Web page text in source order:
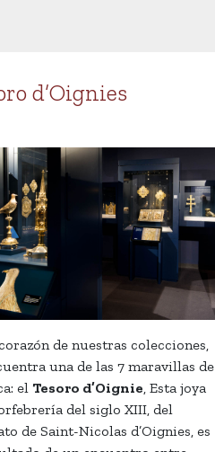
d’Oignies
de nuestras colecciones,
una de las 7 maravillas de
el Tesoro d’Oignie, Esta joya
del siglo XIII, del
de Saint-Nicolas d’Oignies, es